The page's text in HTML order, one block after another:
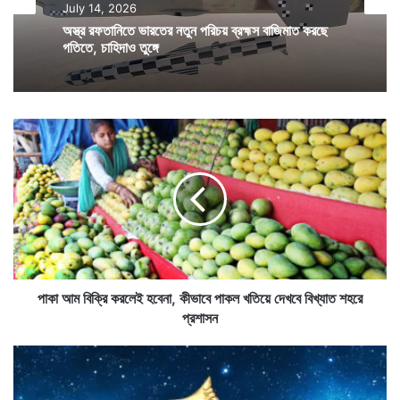
কিলোমিটার।
কবিগুরুর আমাদের ছোট নদী তো প্রায় সকলের পড়া। ভারতের
সবচেয়ে ছোট নদীর সঙ্গে কবিতার সেই ছোট নদীর খুব মিল। এই
নদীটিও বর্ষার জলে পুষ্ট। বাকি সময় তাতে খুব একটা জল থাকেনা।
July 14, 2026
অস্ত্র রফতানিতে ভারতের নতুন পরিচয় ব্রহ্মস বাজিমাত করছে
গতিতে, চাহিদাও তুঙ্গে
পা
কা
আ
ম
বি
ক্রি
ক
র
লে
না
,
কী
পাকা আম বিক্রি করলেই হবেনা, কীভাবে পাকল খতিয়ে দেখবে বিখ্যাত শহরে
প্রশাসন
ন
রা